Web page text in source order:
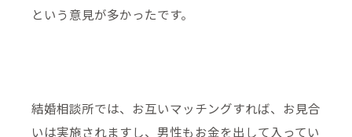
という意見が多かったです。
結婚相談所では、お互いマッチングすれば、お見合
いは実施されますし、男性もお金を出して入ってい